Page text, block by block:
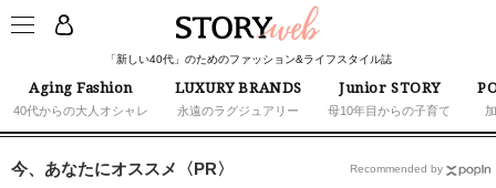
「新しい40代」のためのファッション&ライフスタイル誌
Aging Fashion
40代からの大人オシャレ
LUXURY BRANDS
永遠のラグジュアリー
Junior STORY
母10年目からの子育て
今、あなたにオススメ〈PR〉 Recommended by